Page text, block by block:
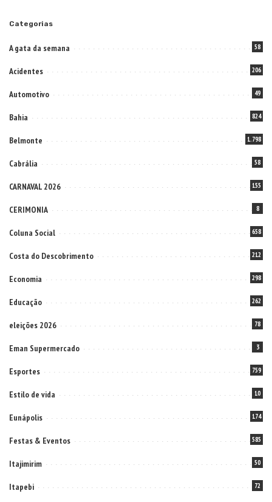
Categorias
A gata da semana 58
Acidentes 206
Automotivo 49
Bahia 824
Belmonte 1.798
Cabrália 58
CARNAVAL 2026 155
CERIMONIA 8
Coluna Social 658
Costa do Descobrimento 212
Economia 298
Educação 262
eleições 2026 78
Eman Supermercado 3
Esportes 759
Estilo de vida 10
Eunápolis 174
Festas & Eventos 585
Itajimirim 50
Itapebi 72